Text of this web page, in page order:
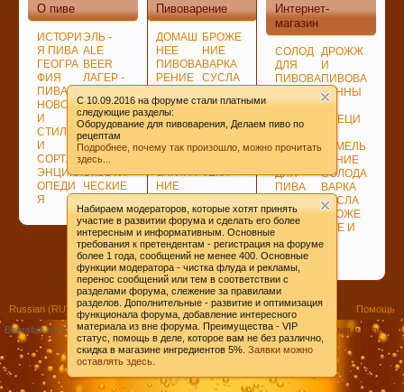
C 10.09.2016 на форуме стали платными
следующие разделы:
Оборудование для пивоварения, Делаем пиво по
рецептам
Подробнее, почему так произошло, можно прочитать
здесь...
Набираем модераторов, которые хотят принять
участие в развитии форума и сделать его более
интересным и информативным. Основные
требования к претендентам - регистрация на форуме
более 1 года, сообщений не менее 400. Основные
функции модератора - чистка флуда и рекламы,
перенос сообщений или тем в соответствии с
разделами форума, слежение за правилами
разделов. Дополнительные - развитие и оптимизация
функционала форума, добавление интересного
материала из вне форума. Преимущества - VIP
статус, помощь в деле, которое вам не без различно,
скидка в магазине ингредиентов 5%. Заявки можно
оставлять здесь.
Интернет-
магазин
СОЛОД
ДЛЯ
ПИВОВА
НЕСОЛ
ОЖЕНО
СЫРЬЁ
ДЛЯ
ПИВА
ВАРКИ
ХМЕЛЯ
ДРОЖЖ
И
ПИВОВА
РЕННЫ
Е
СПЕЦИ
ИЗМЕЛЬ
ЧЕНИЕ
СОЛОДА
ВАРКА
СУСЛА
БРОЖЕ
НИЕ И
ВЫДЕРЖКА
ПИВА
О пиве
ИСТОРИ
Я ПИВА
ГЕОГРА
ФИЯ
ПИВА
НОВОСТ
И
СТИЛИ
И
СОРТА
ЭНЦИКЛ
ОПЕДИ
Я
ЭЛЬ -
ALE
BEER
ЛАГЕР -
ПО
ЦВЕТУ
ГИБРИД
НЫЕ
СОРТА
ЭКЗОТИ
ЧЕСКИЕ
Пивоварение
ДОМАШ
НЕЕ
ПИВОВА
РЕНИЕ
ОВКА,
ПРОГРА
ММЫ
СОВЕТ
ЗАТИРА
НИЕ
БРОЖЕ
НИЕ
ВАРКА
СУСЛА
LAGER
СОЗРЕВ
АНИЕ
ПИВА
ТЕКА
Russian (RU)
Помощь
Условия и правила
Beersfan.ru ©2009-20ХХ